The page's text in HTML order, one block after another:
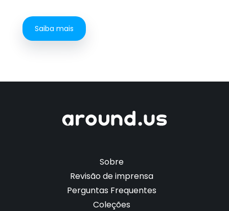
Saiba mais
Sobre
Revisão de imprensa
Perguntas Frequentes
Coleções